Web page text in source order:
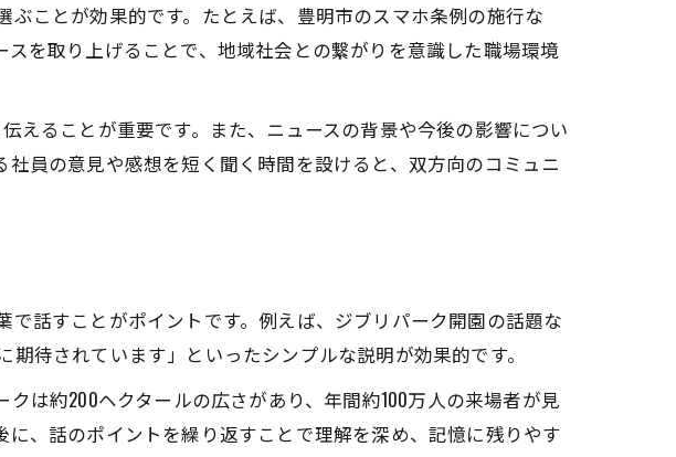
ことが効果的です。たとえば、豊明市のスマホ条例の施行な
を取り上げることで、地域社会との繋がりを意識した職場環境
えることが重要です。また、ニュースの背景や今後の影響につい
員の意見や感想を短く聞く時間を設けると、双方向のコミュニ
話すことがポイントです。例えば、ジブリパーク開園の話題な
待されています」といったシンプルな説明が効果的です。
は約200ヘクタールの広さがあり、年間約100万人の来場者が見
、話のポイントを繰り返すことで理解を深め、記憶に残りやす